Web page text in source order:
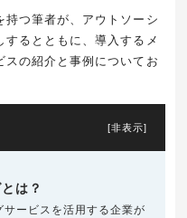
つ筆者が、アウトソーシ
るとともに、導入するメ
スの紹介と事例についてお
[非表示]
は？
ービスを活用する企業が